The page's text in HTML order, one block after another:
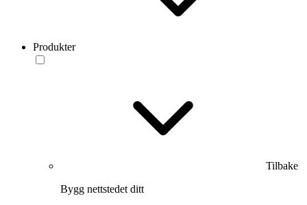
Produkter
Tilbake
Bygg nettstedet ditt